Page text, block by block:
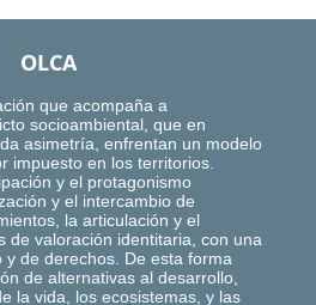
OLCA
que acompaña a
socioambiental, que en
asimetría, enfrentan un modelo
impuesto en los territorios.
y el protagonismo
y el intercambio de
la articulación y el
de valoración identitaria, con una
y de derechos. De esta forma
de alternativas al desarrollo,
la vida, los ecosistemas, y las